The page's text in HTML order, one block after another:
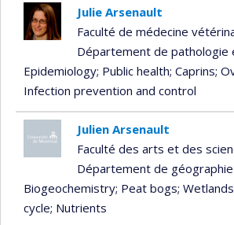
Julie Arsenault
Faculté de médecine
Département de pathologie
Epidemiology; Public health; Caprins;
Infection prevention and control
Julien Arsenault
Faculté des arts et des
Département de géographie
Biogeochemistry; Peat bogs; Wetlands
cycle; Nutrients